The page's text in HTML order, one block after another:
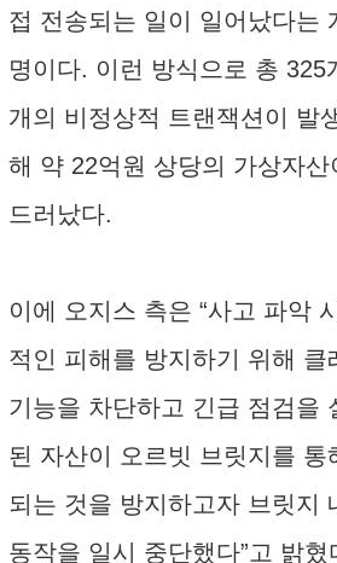
접 전송되는 일이 일어났다는
명이다. 이런 방식으로 총 325
개의 비정상적 트랜잭션이 발
해 약 22억원 상당의 가상자산
드러났다.
이에 오지스 측은 “사고 파악
적인 피해를 방지하기 위해 클
기능을 차단하고 긴급 점검을
된 자산이 오르빗 브릿지를 통
되는 것을 방지하고자 브릿지
동작을 일시 중단했다”고 밝